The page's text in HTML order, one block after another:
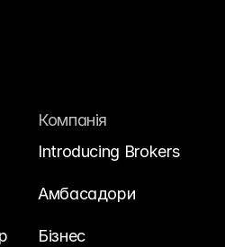
Компанія
Introducing Brokers
Амбасадори
Бізнес